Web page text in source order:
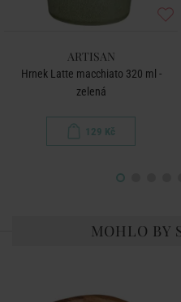
ARTISAN
Hrnek Latte macchiato 320 ml -
zelená
129 Kč
MOHLO BY